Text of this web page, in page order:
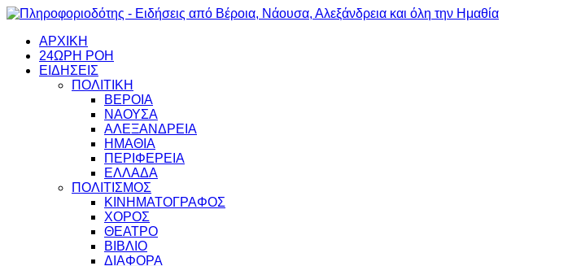
ΑΡΧΙΚΗ
24ΩΡΗ ΡΟΗ
ΕΙΔΗΣΕΙΣ
ΠΟΛΙΤΙΚΗ
ΒΕΡΟΙΑ
ΝΑΟΥΣΑ
ΑΛΕΞΑΝΔΡΕΙΑ
ΗΜΑΘΙΑ
ΠΕΡΙΦΕΡΕΙΑ
ΕΛΛΑΔΑ
ΠΟΛΙΤΙΣΜΟΣ
ΚΙΝΗΜΑΤΟΓΡΑΦΟΣ
ΧΟΡΟΣ
ΘΕΑΤΡΟ
ΒΙΒΛΙΟ
ΔΙΑΦΟΡΑ